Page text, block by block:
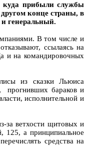
куда прибыли службы
конце страны, в
генеральный.
В том числе и
ссылаясь на
и на командировочных
из сказки Льюиса
прогнивших бараков и
исполнительной и
за ветхости щитовых и
125, а принципиальное
средства на